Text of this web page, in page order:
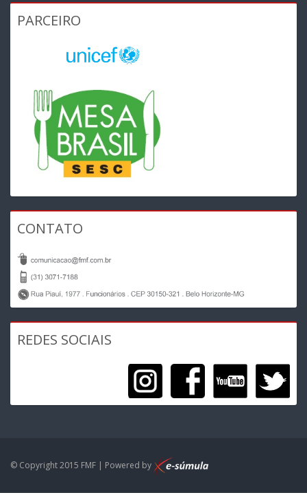
PARCEIRO
CONTATO
REDES SOCIAIS
© Copyright 2015 FMF | Powered by